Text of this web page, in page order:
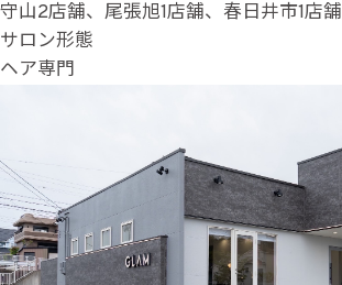
守山2店舗、尾張旭1店舗、春日井市1店舗
サロン形態
ヘア専門